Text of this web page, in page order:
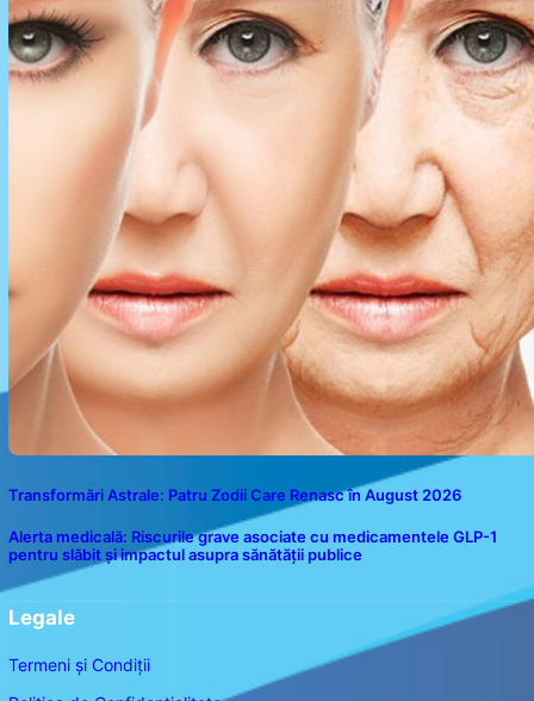
Transformări Astrale: Patru Zodii Care Renasc în August 2026
Alerta medicală: Riscurile grave asociate cu medicamentele GLP-1
pentru slăbit și impactul asupra sănătății publice
Legale
Termeni și Condiții